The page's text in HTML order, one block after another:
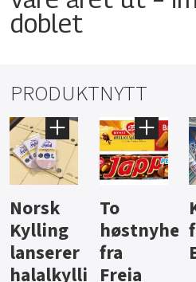
doblet
PRODUKTNYTT
Knalltall
for Açai
Bowl
Aass vil
bli
førstevalg
i lite-